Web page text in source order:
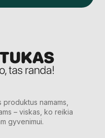
namams,
– viskas, ko reikia
gyvenimui.